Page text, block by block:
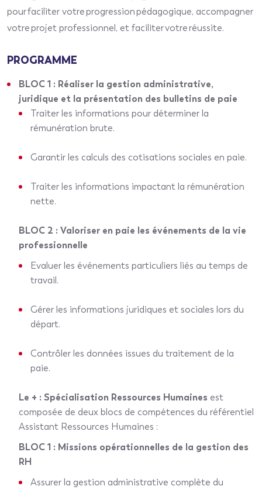
pour faciliter votre progression pédagogique, accompagner
votre projet professionnel, et faciliter votre réussite.
PROGRAMME
BLOC 1 : Réaliser la gestion administrative,
juridique et la présentation des bulletins de paie
Traiter les informations pour déterminer la
rémunération brute.
Garantir les calculs des cotisations sociales en paie.
Traiter les informations impactant la rémunération
nette.
BLOC 2 : Valoriser en paie les événements de la vie
professionnelle
Evaluer les événements particuliers liés au temps de
travail.
Gérer les informations juridiques et sociales lors du
départ.
Contrôler les données issues du traitement de la
paie.
Le + : Spécialisation Ressources Humaines est
composée de deux blocs de compétences du référentiel
Assistant Ressources Humaines :
BLOC 1 : Missions opérationnelles de la gestion des
RH
Assurer la gestion administrative complète du